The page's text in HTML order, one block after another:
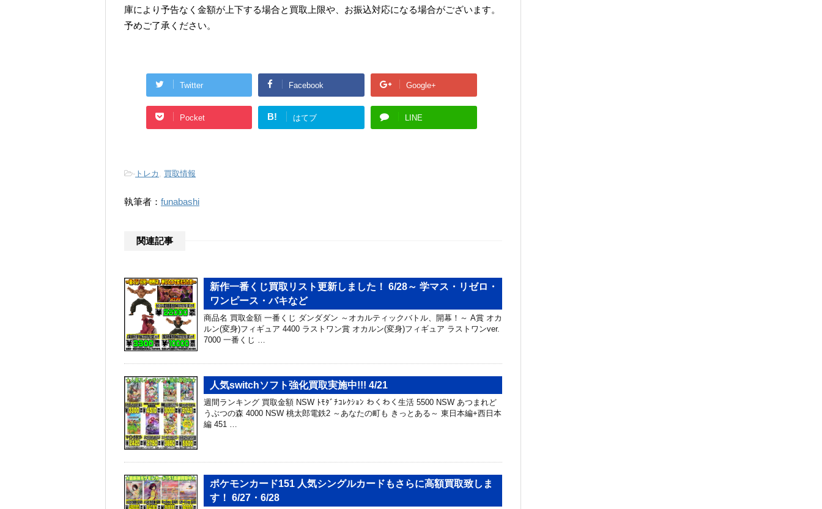
庫により予告なく金額が上下する場合と買取上限や、お振込対応になる場合がございます。
予めご了承ください。
Twitter Facebook Google+
Pocket B! はてブ LINE
- トレカ , 買取情報
執筆者： funabashi
関連記事
新作一番くじ買取リスト更新しました！ 6/28～ 学マス・リゼロ・
ワンピース・バキなど
商品名 買取金額 一番くじ ダンダダン ～オカルティックバトル、開幕！～ A賞 オカ
ルン(変身)フィギュア 4400 ラストワン賞 オカルン(変身)フィギュア ラストワンver.
7000 一番くじ …
人気switchソフト強化買取実施中!!! 4/21
週間ランキング 買取金額 NSW ﾄﾓﾀﾞﾁｺﾚｸｼｮﾝ わくわく生活 5500 NSW あつまれど
うぶつの森 4000 NSW 桃太郎電鉄2 ～あなたの町も きっとある～ 東日本編+西日本
編 451 …
ポケモンカード151 人気シングルカードもさらに高額買取致しま
す！ 6/27・6/28